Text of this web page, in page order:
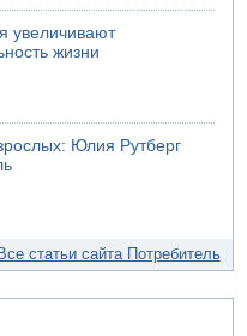
увеличивают
жизни
Юлия Рутберг
Все статьи сайта Потребитель